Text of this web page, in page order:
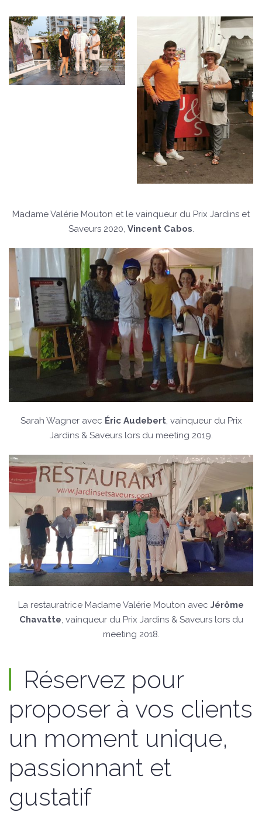
Madame Valérie Mouton et le vainqueur du Prix Jardins et
Saveurs 2020, Vincent Cabos.
Sarah Wagner avec Éric Audebert, vainqueur du Prix
Jardins & Saveurs lors du meeting 2019.
La restauratrice Madame Valérie Mouton avec Jérôme
Chavatte, vainqueur du Prix Jardins & Saveurs lors du
meeting 2018.
Réservez pour
proposer à vos clients
un moment unique,
passionnant et
gustatif